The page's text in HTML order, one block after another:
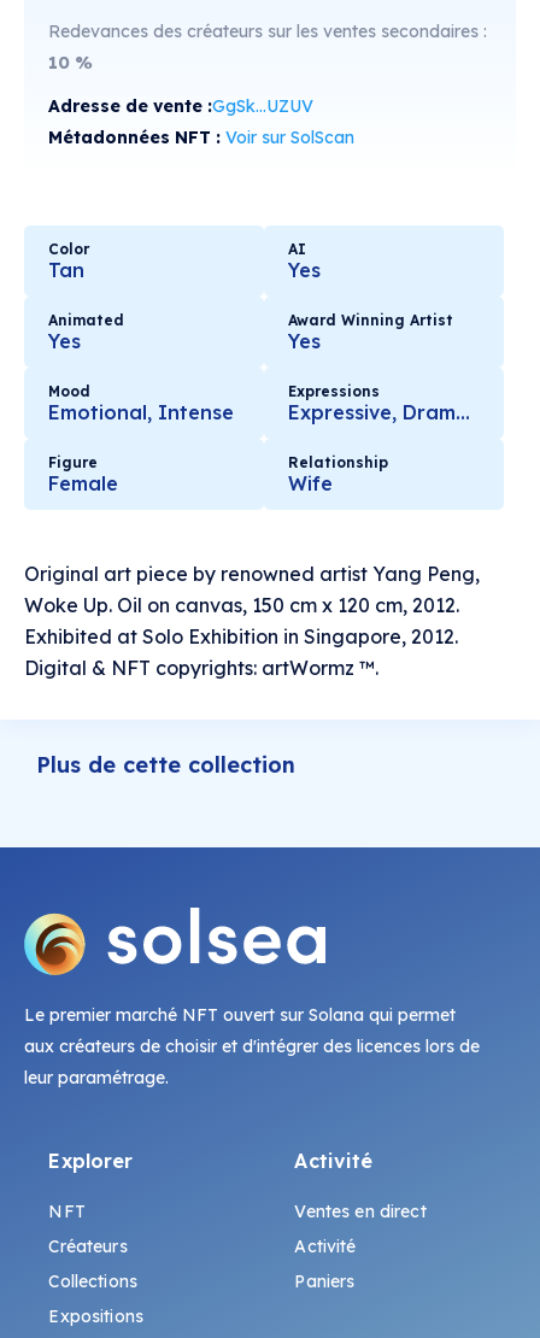
Redevances des créateurs sur les ventes secondaires :
10 %
Adresse de vente :GgSk...UZUV
Métadonnées NFT : Voir sur SolScan
Color
Tan
AI
Yes
Animated
Yes
Award Winning Artist
Yes
Mood
Emotional, Intense
Expressions
Expressive, Dramatic
Figure
Female
Relationship
Wife
Original art piece by renowned artist Yang Peng,
Woke Up. Oil on canvas, 150 cm x 120 cm, 2012.
Exhibited at Solo Exhibition in Singapore, 2012.
Digital & NFT copyrights: artWormz ™.
Plus de cette collection
Le premier marché NFT ouvert sur Solana qui permet
aux créateurs de choisir et d'intégrer des licences lors de
leur paramétrage.
Explorer
NFT
Créateurs
Collections
Expositions
Activité
Ventes en direct
Activité
Paniers